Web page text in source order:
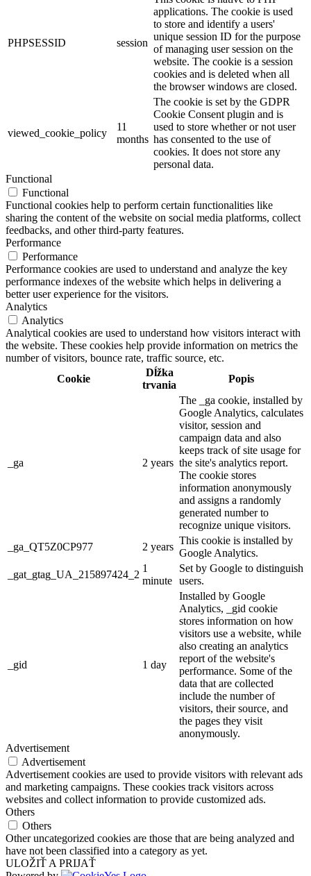
PHPSESSID session
applications. The cookie is used
to store and identify a users'
unique session ID for the purpose
of managing user session on the
website. The cookie is a session
cookies and is deleted when all
the browser windows are closed.
viewed_cookie_policy
11
months
The cookie is set by the GDPR
Cookie Consent plugin and is
used to store whether or not user
has consented to the use of
cookies. It does not store any
personal data.
Functional
Functional
Functional cookies help to perform certain functionalities like
sharing the content of the website on social media platforms, collect
feedbacks, and other third-party features.
Performance
Performance
Performance cookies are used to understand and analyze the key
performance indexes of the website which helps in delivering a
better user experience for the visitors.
Analytics
Analytics
Analytical cookies are used to understand how visitors interact with
the website. These cookies help provide information on metrics the
number of visitors, bounce rate, traffic source, etc.
Cookie
Dĺžka
trvania
Popis
_ga 2 years
The _ga cookie, installed by
Google Analytics, calculates
visitor, session and
campaign data and also
keeps track of site usage for
the site's analytics report.
The cookie stores
information anonymously
and assigns a randomly
generated number to
recognize unique visitors.
_ga_QT5Z0CP977
2 years
This cookie is installed by
Google Analytics.
_gat_gtag_UA_215897424_2
1
minute
Set by Google to distinguish
users.
_gid 1 day
Installed by Google
Analytics, _gid cookie
stores information on how
visitors use a website, while
also creating an analytics
report of the website's
performance. Some of the
data that are collected
include the number of
visitors, their source, and
the pages they visit
anonymously.
Advertisement
Advertisement
Advertisement cookies are used to provide visitors with relevant ads
and marketing campaigns. These cookies track visitors across
websites and collect information to provide customized ads.
Others
Others
Other uncategorized cookies are those that are being analyzed and
have not been classified into a category as yet.
ULOŽIŤ A PRIJAŤ